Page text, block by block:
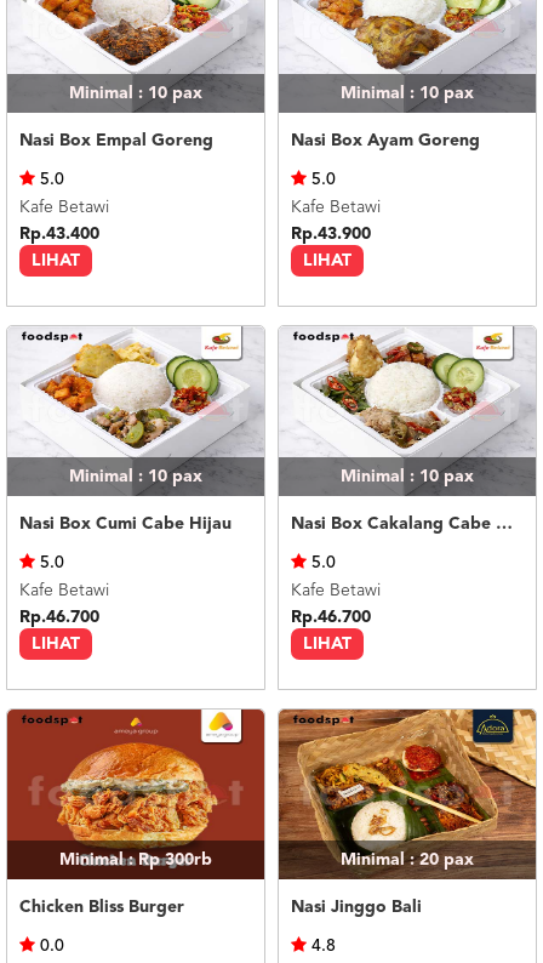
Minimal : 10 pax
Nasi Box Empal Goreng
LIHAT
5.0
Kafe Betawi
Rp.43.400
Minimal : 10pax
Nasi Box Ayam Goreng
LIHAT
5.0
Kafe Betawi
Rp.43.900
Minimal : 10pax
Nasi Box Cumi Cabe Hijau
LIHAT
5.0
Kafe Betawi
Rp.46.700
Minimal : 10pax
Nasi Box Cakalang Cabe Hijau
LIHAT
5.0
Kafe Betawi
Rp.46.700
Minimal : Rp 300rb
Chicken Bliss Burger
0.0
Minimal : 20pax
Nasi Jinggo Bali
4.8